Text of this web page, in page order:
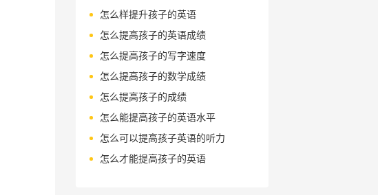
怎么样提升孩子的英语
怎么提高孩子的英语成绩
怎么提高孩子的写字速度
怎么提高孩子的数学成绩
怎么提高孩子的成绩
怎么能提高孩子的英语水平
怎么可以提高孩子英语的听力
怎么才能提高孩子的英语